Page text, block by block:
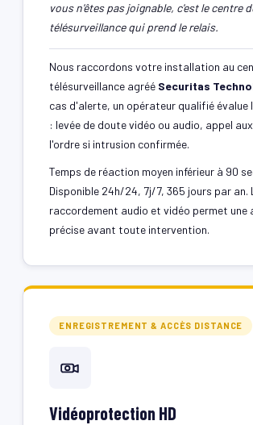
vous n'êtes pas joignable, c'est le centre
télésurveillance qui prend le relais.
Nous raccordons votre installation au
télésurveillance agréé Securitas
cas d'alerte, un opérateur qualifié évalue
: levée de doute vidéo ou audio, appel
l'ordre si intrusion confirmée.
Temps de réaction moyen inférieur à 90
Disponible 24h/24, 7j/7, 365 jours par an.
raccordement audio et vidéo permet une
précise avant toute intervention.
ENREGISTREMENT & ACCÈS DISTANCE
Vidéoprotection HD